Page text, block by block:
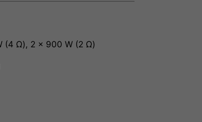
(4 Ω), 2 × 900 W (2 Ω)